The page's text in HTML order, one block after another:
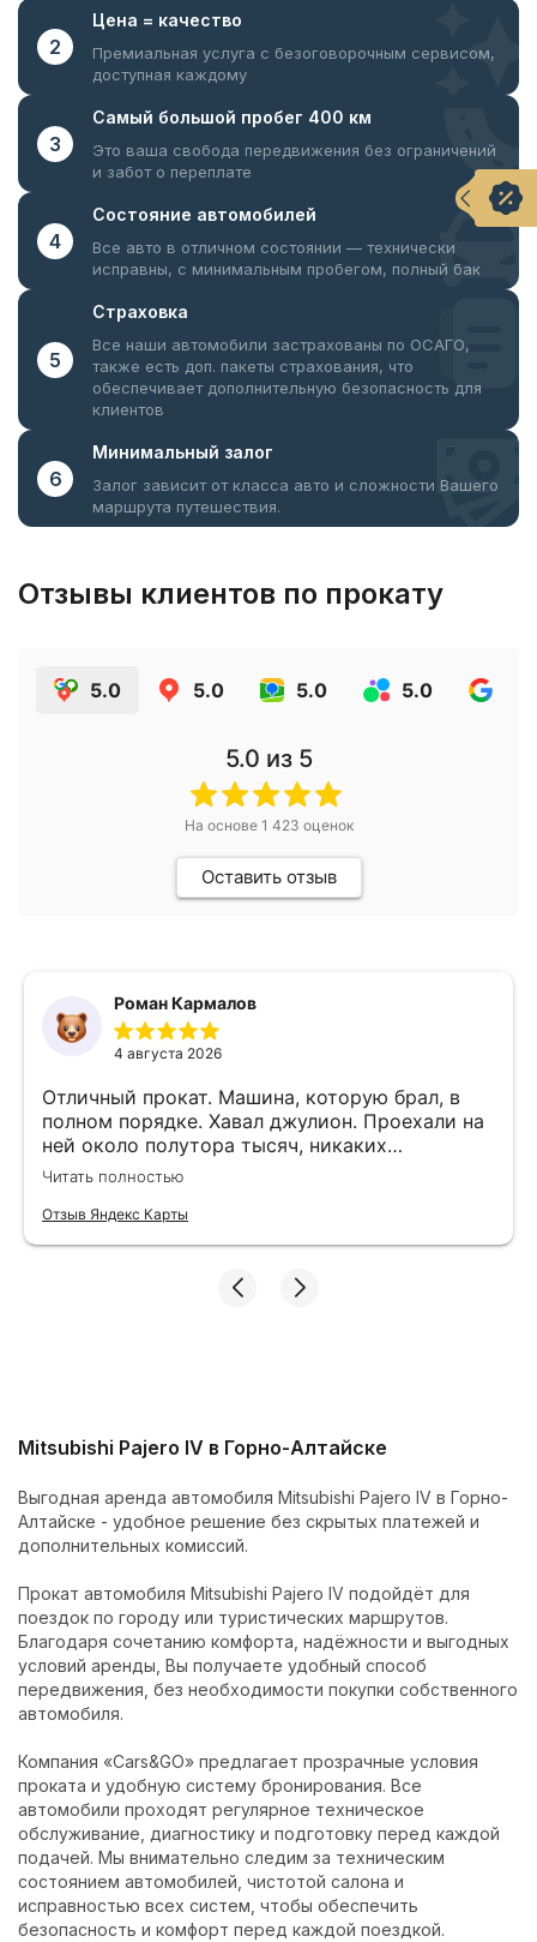
2
Цена = качество
Премиальная услуга с безоговорочным сервисом,
доступная каждому
3
Самый большой пробег 400 км
Это ваша свобода передвижения без ограничений
и забот о переплате
4
Состояние автомобилей
Все авто в отличном состоянии — технически
исправны, с минимальным пробегом, полный бак
5
Страховка
Все наши автомобили застрахованы по ОСАГО,
также есть доп. пакеты страхования, что
обеспечивает дополнительную безопасность для
клиентов
6
Минимальный залог
Залог зависит от класса авто и сложности Вашего
маршрута путешествия.
Отзывы клиентов по прокату
5.0 5.0 5.0 5.0
5.0 из 5
На основе 1 423 оценок
Оставить отзыв
Роман Кармалов
4 августа 2026
Отличный прокат. Машина, которую брал, в
полном порядке. Хавал джулион. Проехали на
ней около полутора тысяч, никаких
нареканий. Алтай прекрасен, и надо
прелести и красоты.
Читать полностью
Отзыв Яндекс Карты
Mitsubishi Pajero IV в Горно-Алтайске
Выгодная аренда автомобиля Mitsubishi Pajero IV в Горно-
Алтайске - удобное решение без скрытых платежей и
дополнительных комиссий.
Прокат автомобиля Mitsubishi Pajero IV подойдёт для
поездок по городу или туристических маршрутов.
Благодаря сочетанию комфорта, надёжности и выгодных
условий аренды, Вы получаете удобный способ
передвижения, без необходимости покупки собственного
автомобиля.
Компания «Cars&GO» предлагает прозрачные условия
проката и удобную систему бронирования. Все
автомобили проходят регулярное техническое
обслуживание, диагностику и подготовку перед каждой
подачей. Мы внимательно следим за техническим
состоянием автомобилей, чистотой салона и
исправностью всех систем, чтобы обеспечить
безопасность и комфорт перед каждой поездкой.